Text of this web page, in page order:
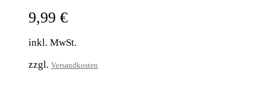
9,99 €
inkl. MwSt.
zzgl. Versandkosten